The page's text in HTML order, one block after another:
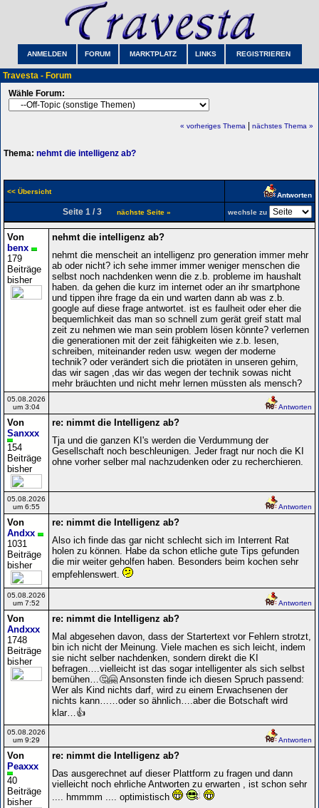
ANMELDEN FORUM MARKTPLATZ LINKS REGISTRIEREN
Travesta - Forum
Wähle Forum:
« vorheriges Thema nächstes Thema »
Thema: nehmt die intelligenz ab?
<< Übersicht Antworten
Seite 1 / 3 nächste Seite » wechsle zu
Von
benx
179
Beiträge
bisher
nehmt die intelligenz ab?
nehmt die menscheit an intelligenz pro generation immer mehr
ab oder nicht? ich sehe immer immer weniger menschen die
selbst noch nachdenken wenn die z.b. probleme im haushalt
haben. da gehen die kurz im internet oder an ihr smartphone
und tippen ihre frage da ein und warten dann ab was z.b.
google auf diese frage antwortet. ist es faulheit oder eher die
bequemlichkeit das man so schnell zum gerät greif statt mal
zeit zu nehmen wie man sein problem lösen könnte? verlernen
die generationen mit der zeit fähigkeiten wie z.b. lesen,
schreiben, miteinander reden usw. wegen der moderne
technik? oder verändert sich die priotäten in unseren gehirn,
das wir sagen ,das wir das wegen der technik sowas nicht
mehr bräuchten und nicht mehr lernen müssten als mensch?
05.08.2026
um 3:04
Antworten
Von
Sanxxx
154
Beiträge
bisher
re: nimmt die Intelligenz ab?
Tja und die ganzen KI's werden die Verdummung der
Gesellschaft noch beschleunigen. Jeder fragt nur noch die KI
ohne vorher selber mal nachzudenken oder zu recherchieren.
05.08.2026
um 6:55
Antworten
Von
Andxx
1031
Beiträge
bisher
re: nimmt die Intelligenz ab?
Also ich finde das gar nicht schlecht sich im Interrent Rat
holen zu können. Habe da schon etliche gute Tips gefunden
die mir weiter geholfen haben. Besonders beim kochen sehr
empfehlenswert.
05.08.2026
um 7:52
Antworten
Von
Andxxx
1748
Beiträge
bisher
re: nimmt die Intelligenz ab?
Mal abgesehen davon, dass der Startertext vor Fehlern strotzt,
bin ich nicht der Meinung. Viele machen es sich leicht, indem
sie nicht selber nachdenken, sondern direkt die KI
befragen….vielleicht ist das sogar intelligenter als sich selbst
bemühen…🤔🤗 Ansonsten finde ich diesen Spruch passend:
Wer als Kind nichts darf, wird zu einem Erwachsenen der
nichts kann……oder so ähnlich….aber die Botschaft wird
klar…👍
05.08.2026
um 9:29
Antworten
Von
Peaxxx
40
Beiträge
bisher
re: nimmt die Intelligenz ab?
Das ausgerechnet auf dieser Plattform zu fragen und dann
vielleicht noch ehrliche Antworten zu erwarten , ist schon sehr
.... hmmmm .... optimistisch